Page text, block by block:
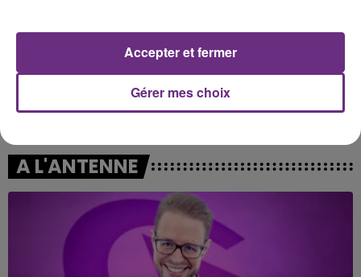
A L'imparfaite Chasing Cars
A L'ANTENNE
Gérer mes choix
Accepter et fermer